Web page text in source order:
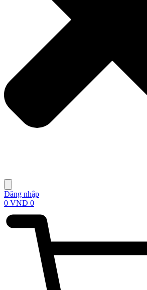
Đăng nhập
0 VND 0